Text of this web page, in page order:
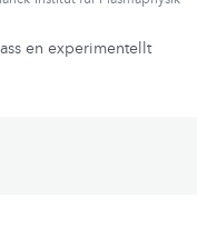
en experimentellt